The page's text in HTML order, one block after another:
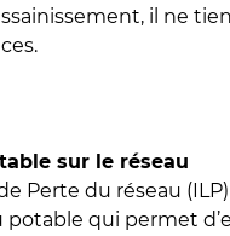
il ne
sur le réseau
Perte du réseau
potable qui permet